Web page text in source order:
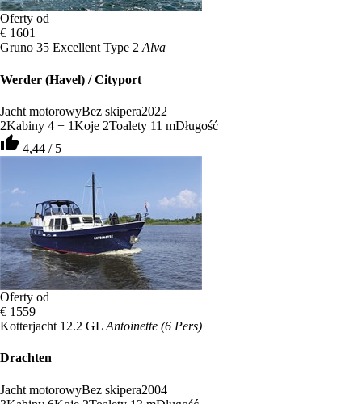
Oferty od
€ 1601
Gruno 35 Excellent Type 2Alva
Werder (Havel) / Cityport
Jacht motorowyBez skipera2022
2Kabiny 4 + 1Koje 2Toalety 11 mDługość
thumb_up 4,44 / 5
Oferty od
€ 1559
Kotterjacht 12.2 GL Antoinette (6 Pers)
Drachten
Jacht motorowyBez skipera2004